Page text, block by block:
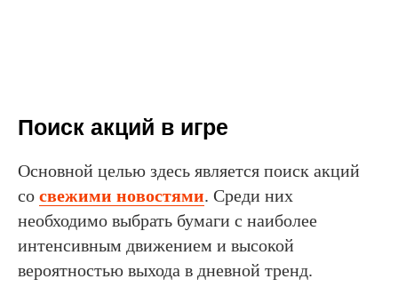
Поиск акций в игре
Основной целью здесь является поиск акций
со свежими новостями. Среди них
необходимо выбрать бумаги с наиболее
интенсивным движением и высокой
вероятностью выхода в дневной тренд.